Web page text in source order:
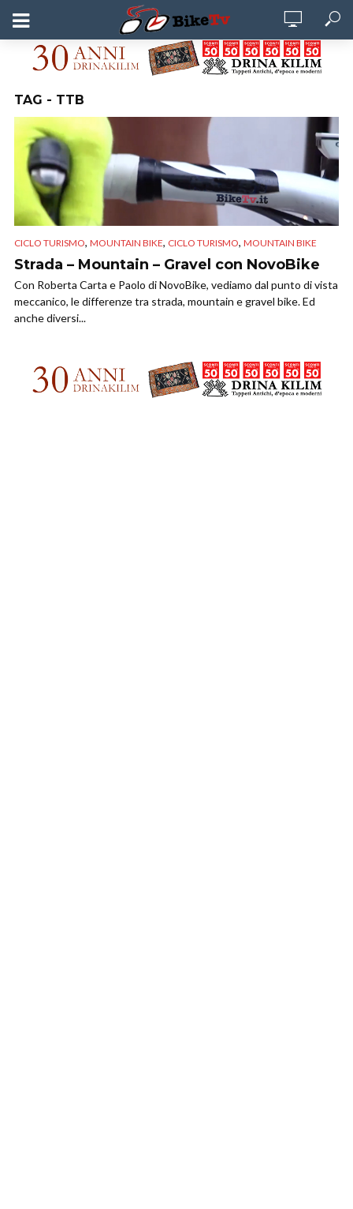
TAG - TTB
CICLO TURISMO, MOUNTAIN BIKE, CICLO TURISMO, MOUNTAIN BIKE
Strada – Mountain – Gravel con NovoBike
Con Roberta Carta e Paolo di NovoBike, vediamo dal punto di vista
meccanico, le differenze tra strada, mountain e gravel bike. Ed
anche diversi...